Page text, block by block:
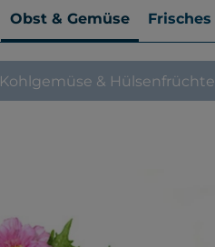
Obst & Gemüse Frisches
Kohlgemüse & Hülsenfrüchte